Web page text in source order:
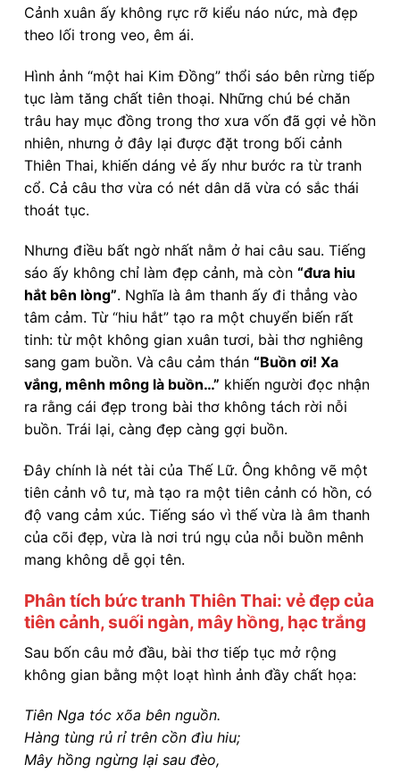
Cảnh xuân ấy không rực rỡ kiểu náo nức, mà đẹp
theo lối trong veo, êm ái.
Hình ảnh “một hai Kim Đồng” thổi sáo bên rừng tiếp
tục làm tăng chất tiên thoại. Những chú bé chăn
trâu hay mục đồng trong thơ xưa vốn đã gợi vẻ hồn
nhiên, nhưng ở đây lại được đặt trong bối cảnh
Thiên Thai, khiến dáng vẻ ấy như bước ra từ tranh
cổ. Cả câu thơ vừa có nét dân dã vừa có sắc thái
thoát tục.
Nhưng điều bất ngờ nhất nằm ở hai câu sau. Tiếng
sáo ấy không chỉ làm đẹp cảnh, mà còn “đưa hiu
hắt bên lòng”. Nghĩa là âm thanh ấy đi thẳng vào
tâm cảm. Từ “hiu hắt” tạo ra một chuyển biến rất
tinh: từ một không gian xuân tươi, bài thơ nghiêng
sang gam buồn. Và câu cảm thán “Buồn ơi! Xa
vắng, mênh mông là buồn…” khiến người đọc nhận
ra rằng cái đẹp trong bài thơ không tách rời nỗi
buồn. Trái lại, càng đẹp càng gợi buồn.
Đây chính là nét tài của Thế Lữ. Ông không vẽ một
tiên cảnh vô tư, mà tạo ra một tiên cảnh có hồn, có
độ vang cảm xúc. Tiếng sáo vì thế vừa là âm thanh
của cõi đẹp, vừa là nơi trú ngụ của nỗi buồn mênh
mang không dễ gọi tên.
Phân tích bức tranh Thiên Thai: vẻ đẹp của
tiên cảnh, suối ngàn, mây hồng, hạc trắng
Sau bốn câu mở đầu, bài thơ tiếp tục mở rộng
không gian bằng một loạt hình ảnh đầy chất họa:
Tiên Nga tóc xõa bên nguồn.
Hàng tùng rủ rỉ trên cồn đìu hiu;
Mây hồng ngừng lại sau đèo,